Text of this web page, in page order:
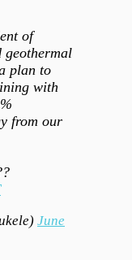
of
plan to
with
from our
June